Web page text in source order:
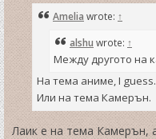
Amelia wrote: ↑
alshu wrote: ↑
Между другото на
На тема аниме, I guess.
Или на тема Камерън.
Лаик е на тема Камерън,